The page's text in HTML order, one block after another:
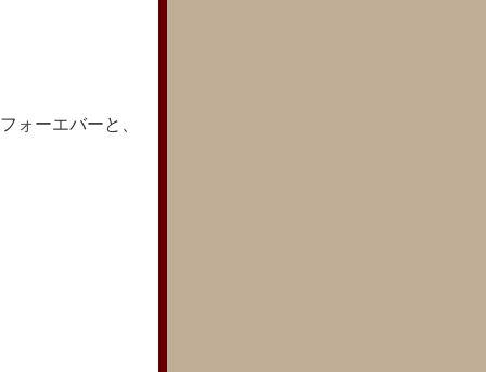
ーエバーと、